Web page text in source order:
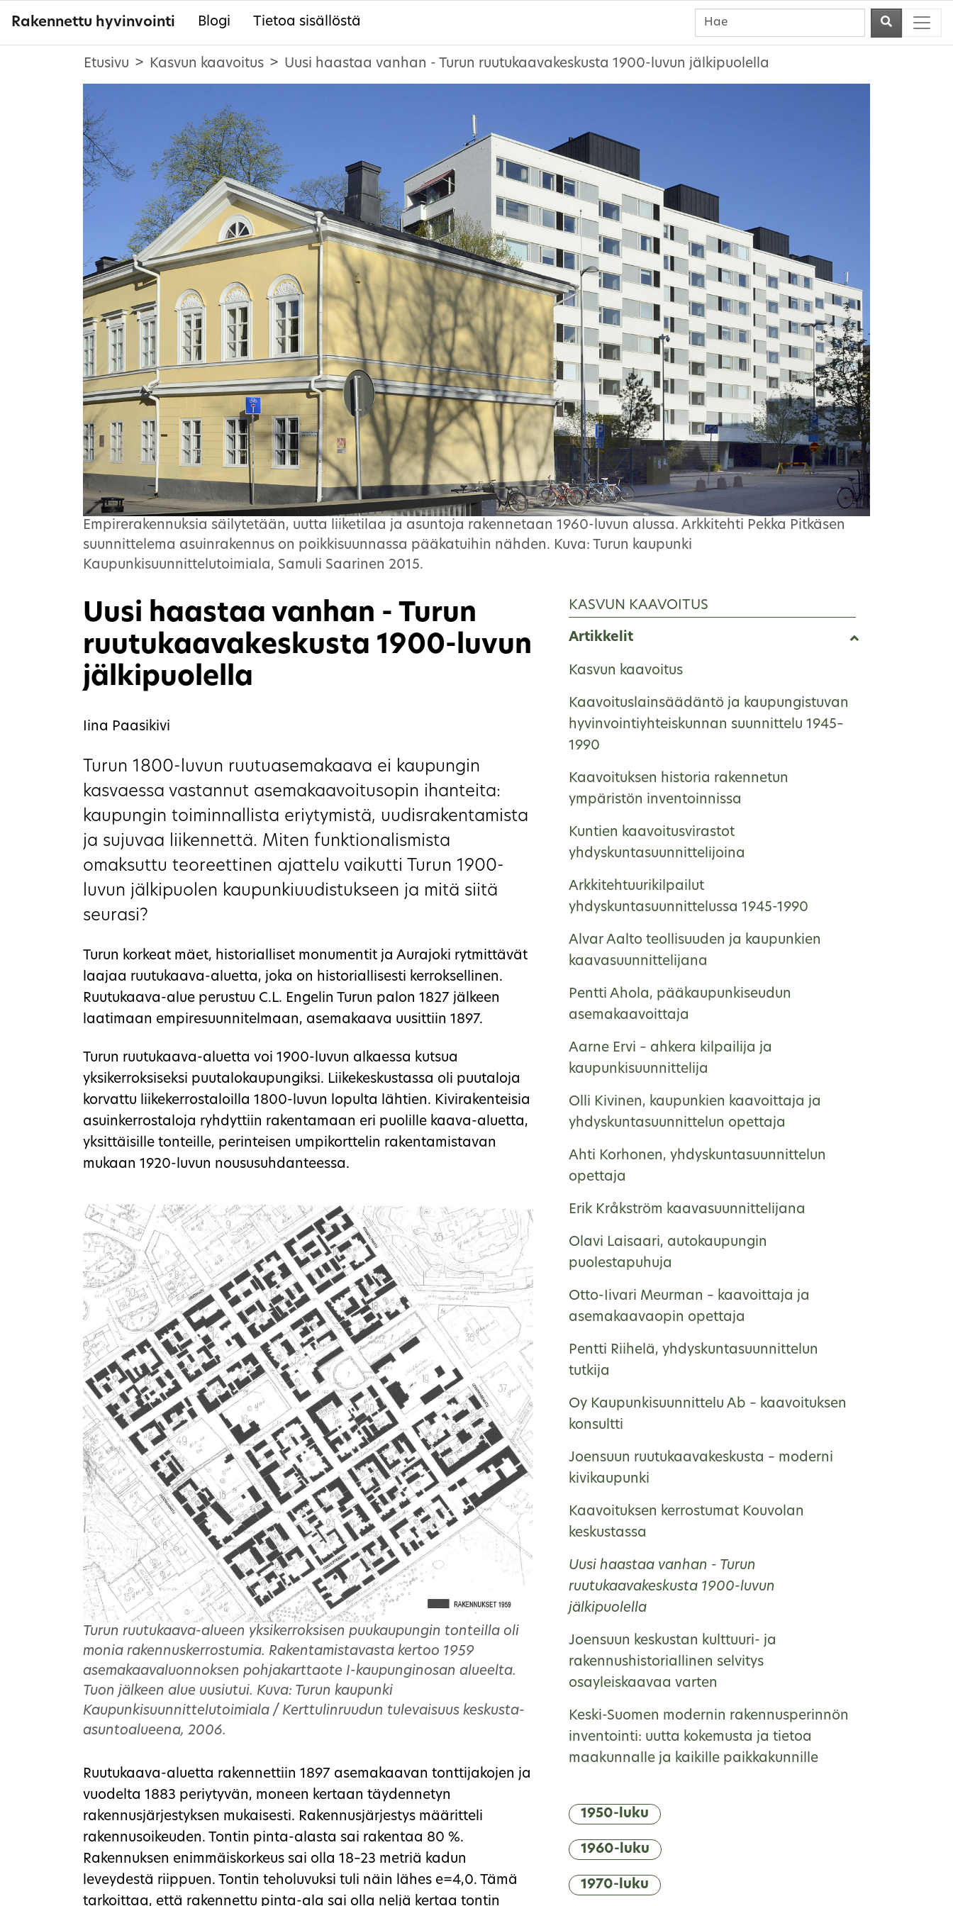
Rakennettu hyvinvointi Blogi Tietoa sisällöstä
Etusivu Kasvun kaavoitus Uusi haastaa vanhan - Turun ruutukaavakeskusta 1900-luvun jälkipuolella
Empirerakennuksia säilytetään, uutta liiketilaa ja asuntoja rakennetaan 1960-luvun alussa. Arkkitehti Pekka Pitkäsen
suunnittelema asuinrakennus on poikkisuunnassa pääkatuihin nähden. Kuva: Turun kaupunki
Kaupunkisuunnittelutoimiala, Samuli Saarinen 2015.
Uusi haastaa vanhan - Turun
ruutukaavakeskusta 1900-luvun
jälkipuolella
Iina Paasikivi
Turun 1800-luvun ruutuasemakaava ei kaupungin
kasvaessa vastannut asemakaavoitusopin ihanteita:
kaupungin toiminnallista eriytymistä, uudisrakentamista
ja sujuvaa liikennettä. Miten funktionalismista
omaksuttu teoreettinen ajattelu vaikutti Turun 1900-
luvun jälkipuolen kaupunkiuudistukseen ja mitä siitä
seurasi?
Turun korkeat mäet, historialliset monumentit ja Aurajoki rytmittävät
laajaa ruutukaava-aluetta, joka on historiallisesti kerroksellinen.
Ruutukaava-alue perustuu C.L. Engelin Turun palon 1827 jälkeen
laatimaan empiresuunnitelmaan, asemakaava uusittiin 1897.
Turun ruutukaava-aluetta voi 1900-luvun alkaessa kutsua
yksikerroksiseksi puutalokaupungiksi. Liikekeskustassa oli puutaloja
korvattu liikekerrostaloilla 1800-luvun lopulta lähtien. Kivirakenteisia
asuinkerrostaloja ryhdyttiin rakentamaan eri puolille kaava-aluetta,
yksittäisille tonteille, perinteisen umpikorttelin rakentamistavan
mukaan 1920-luvun noususuhdanteessa.
Turun ruutukaava-alueen yksikerroksisen puukaupungin tonteilla oli
monia rakennuskerrostumia. Rakentamistavasta kertoo 1959
asemakaavaluonnoksen pohjakarttaote I-kaupunginosan alueelta.
Tuon jälkeen alue uusiutui. Kuva: Turun kaupunki
Kaupunkisuunnittelutoimiala / Kerttulinruudun tulevaisuus keskusta-
asuntoalueena, 2006.
Ruutukaava-aluetta rakennettiin 1897 asemakaavan tonttijakojen ja
vuodelta 1883 periytyvän, moneen kertaan täydennetyn
rakennusjärjestyksen mukaisesti. Rakennusjärjestys määritteli
rakennusoikeuden. Tontin pinta-alasta sai rakentaa 80 %.
Rakennuksen enimmäiskorkeus sai olla 18–23 metriä kadun
leveydestä riippuen. Tontin teholuvuksi tuli näin lähes e=4,0. Tämä
tarkoittaa, että rakennettu pinta-ala sai olla neljä kertaa tontin
KASVUN KAAVOITUS
Artikkelit
Kasvun kaavoitus
Kaavoituslainsäädäntö ja kaupungistuvan
hyvinvointiyhteiskunnan suunnittelu 1945–
1990
Kaavoituksen historia rakennetun
ympäristön inventoinnissa
Kuntien kaavoitusvirastot
yhdyskuntasuunnittelijoina
Arkkitehtuurikilpailut
yhdyskuntasuunnittelussa 1945-1990
Alvar Aalto teollisuuden ja kaupunkien
kaavasuunnittelijana
Pentti Ahola, pääkaupunkiseudun
asemakaavoittaja
Aarne Ervi – ahkera kilpailija ja
kaupunkisuunnittelija
Olli Kivinen, kaupunkien kaavoittaja ja
yhdyskuntasuunnittelun opettaja
Ahti Korhonen, yhdyskuntasuunnittelun
opettaja
Erik Kråkström kaavasuunnittelijana
Olavi Laisaari, autokaupungin
puolestapuhuja
Otto-Iivari Meurman – kaavoittaja ja
asemakaavaopin opettaja
Pentti Riihelä, yhdyskuntasuunnittelun
tutkija
Oy Kaupunkisuunnittelu Ab – kaavoituksen
konsultti
Joensuun ruutukaavakeskusta – moderni
kivikaupunki
Kaavoituksen kerrostumat Kouvolan
keskustassa
Uusi haastaa vanhan - Turun
ruutukaavakeskusta 1900-luvun
jälkipuolella
Joensuun keskustan kulttuuri- ja
rakennushistoriallinen selvitys
osayleiskaavaa varten
Keski-Suomen modernin rakennusperinnön
inventointi: uutta kokemusta ja tietoa
maakunnalle ja kaikille paikkakunnille
1950-luku
1960-luku
1970-luku